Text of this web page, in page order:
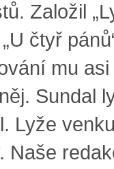
Založil
čtyř
mu
Sundal
Lyže
Naše